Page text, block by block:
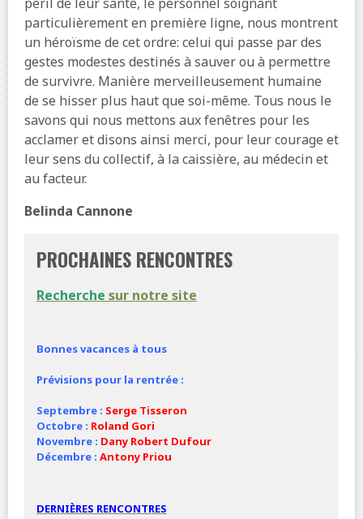
particulièrement en première ligne, nous montrent
un héroïsme de cet ordre: celui qui passe par des
gestes modestes destinés à sauver ou à permettre
de survivre. Manière merveilleusement humaine
de se hisser plus haut que soi-même. Tous nous le
savons qui nous mettons aux fenêtres pour les
acclamer et disons ainsi merci, pour leur courage et
leur sens du collectif, à la caissière, au médecin et
au facteur.
Belinda Cannone
PROCHAINES RENCONTRES
Recherche sur notre site
Bonnes vacances à tous
Prévisions pour la rentrée :
Septembre : Serge Tisseron
Octobre : Roland Gori
Novembre : Dany Robert Dufour
Décembre : Antony Priou
DERNIÈRES RENCONTRES